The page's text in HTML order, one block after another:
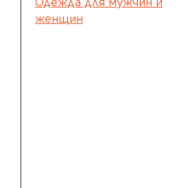
женщин